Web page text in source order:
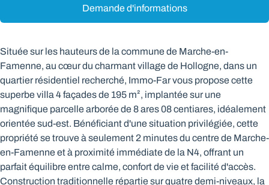
Demande d'informations
Située sur les hauteurs de la commune de Marche-en-
Famenne, au cœur du charmant village de Hollogne, dans un
quartier résidentiel recherché, Immo-Far vous propose cette
superbe villa 4 façades de 195 m², implantée sur une
magnifique parcelle arborée de 8 ares 08 centiares, idéalement
orientée sud-est. Bénéficiant d'une situation privilégiée, cette
propriété se trouve à seulement 2 minutes du centre de Marche-
en-Famenne et à proximité immédiate de la N4, offrant un
parfait équilibre entre calme, confort de vie et facilité d'accès.
Construction traditionnelle répartie sur quatre demi-niveaux, la